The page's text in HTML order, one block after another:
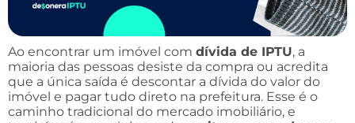
Ao encontrar um imóvel com dívida de IPTU, a
maioria das pessoas desiste da compra ou acredita
que a única saída é descontar a dívida do valor do
imóvel e pagar tudo direto na prefeitura. Esse é o
caminho tradicional do mercado imobiliário, e